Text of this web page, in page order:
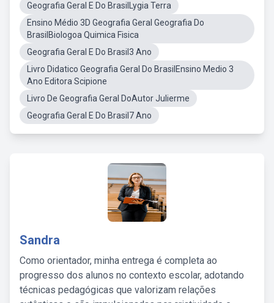
Geografia Geral E Do BrasilLygia Terra
Ensino Médio 3D Geografia Geral Geografia Do
BrasilBiologoa Quimica Fisica
Geografia Geral E Do Brasil3 Ano
Livro Didatico Geografia Geral Do BrasilEnsino Medio 3
Ano Editora Scipione
Livro De Geografia Geral DoAutor Julierme
Geografia Geral E Do Brasil7 Ano
Sandra
Como orientador, minha entrega é completa ao
progresso dos alunos no contexto escolar, adotando
técnicas pedagógicas que valorizam relações